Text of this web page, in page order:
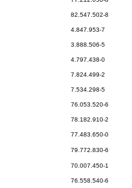
82.547.502-8
4.847.953-7
3.888.506-5
4.797.438-0
7.824.499-2
7.534.298-5
76.053.520-6
78.182.910-2
77.483.650-0
79.772.830-6
70.007.450-1
76.558.540-6